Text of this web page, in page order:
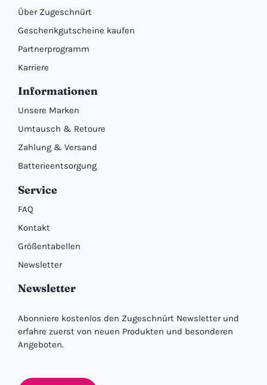
Über Zugeschnürt
Geschenkgutscheine kaufen
Partnerprogramm
Karriere
Informationen
Unsere Marken
Umtausch & Retoure
Zahlung & Versand
Batterieentsorgung
Service
FAQ
Kontakt
Größentabellen
Newsletter
Newsletter
Abonniere kostenlos den Zugeschnürt Newsletter und
erfahre zuerst von neuen Produkten und besonderen
Angeboten.